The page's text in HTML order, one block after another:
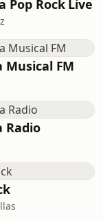
Pop Rock Live
Musical FM
Radio